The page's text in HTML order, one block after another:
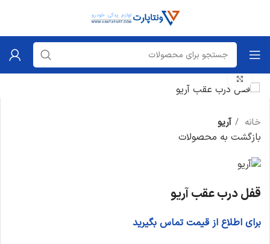
خانه آریو
بازگشت به محصولات
قفل درب عقب آریو
برای اطلاع از قیمت تماس بگیرید